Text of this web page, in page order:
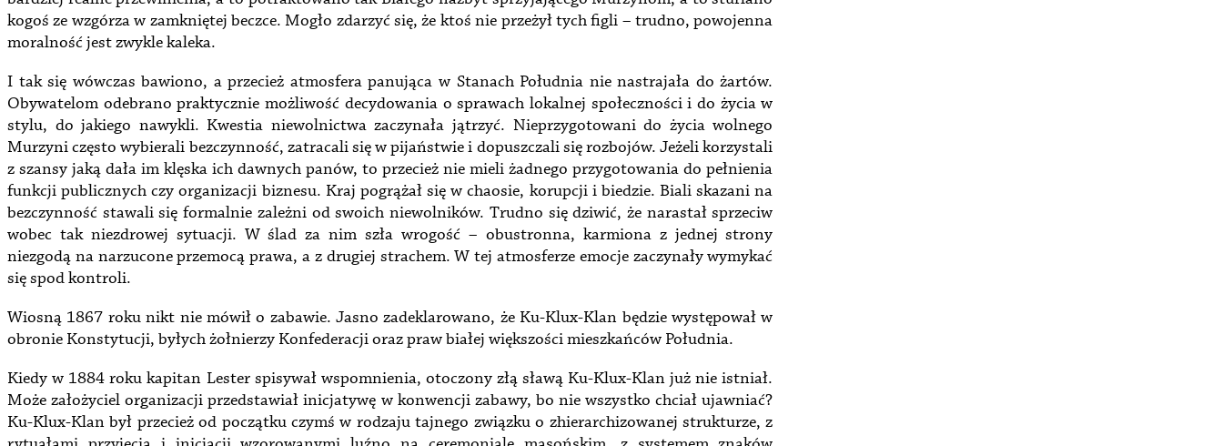
kogoś ze wzgórza w zamkniętej beczce. Mogło zdarzyć się, że ktoś nie przeżył tych figli – trudno, powojenna
moralność jest zwykle kaleka.
I tak się wówczas bawiono, a przecież atmosfera panująca w Stanach Południa nie nastrajała do żartów.
Obywatelom odebrano praktycznie możliwość decydowania o sprawach lokalnej społeczności i do życia w
stylu, do jakiego nawykli. Kwestia niewolnictwa zaczynała jątrzyć. Nieprzygotowani do życia wolnego
Murzyni często wybierali bezczynność, zatracali się w pijaństwie i dopuszczali się rozbojów. Jeżeli korzystali
z szansy jaką dała im klęska ich dawnych panów, to przecież nie mieli żadnego przygotowania do pełnienia
funkcji publicznych czy organizacji biznesu. Kraj pogrążał się w chaosie, korupcji i biedzie. Biali skazani na
bezczynność stawali się formalnie zależni od swoich niewolników. Trudno się dziwić, że narastał sprzeciw
wobec tak niezdrowej sytuacji. W ślad za nim szła wrogość – obustronna, karmiona z jednej strony
niezgodą na narzucone przemocą prawa, a z drugiej strachem. W tej atmosferze emocje zaczynały wymykać
się spod kontroli.
Wiosną 1867 roku nikt nie mówił o zabawie. Jasno zadeklarowano, że Ku-Klux-Klan będzie występował w
obronie Konstytucji, byłych żołnierzy Konfederacji oraz praw białej większości mieszkańców Południa.
Kiedy w 1884 roku kapitan Lester spisywał wspomnienia, otoczony złą sławą Ku-Klux-Klan już nie istniał.
Może założyciel organizacji przedstawiał inicjatywę w konwencji zabawy, bo nie wszystko chciał ujawniać?
Ku-Klux-Klan był przecież od początku czymś w rodzaju tajnego związku o zhierarchizowanej strukturze, z